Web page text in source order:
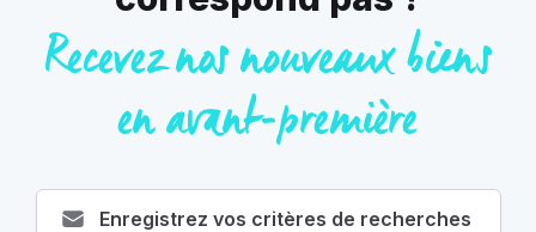
Recevez nos nouveaux biens
en avant-première
Enregistrez vos critères de recherches